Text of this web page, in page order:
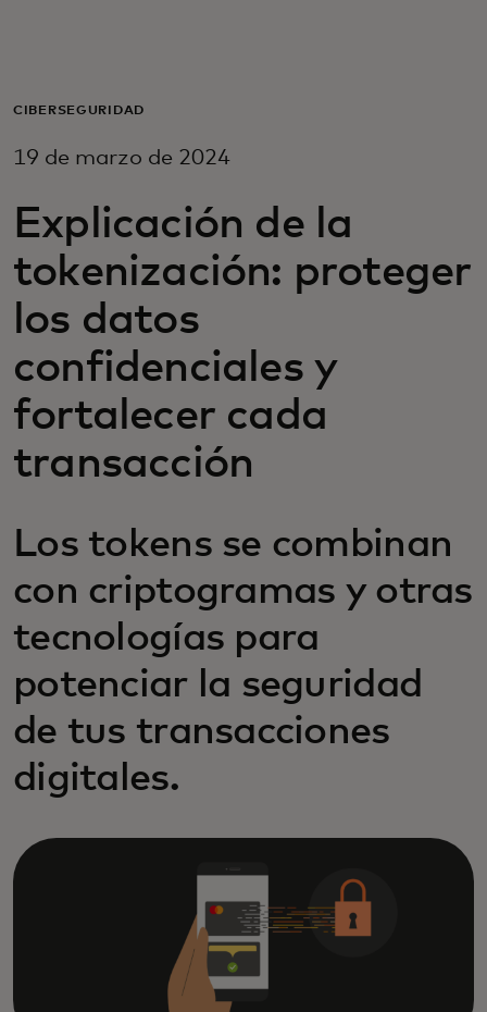
Para empresas
Para innovadores
Noticias y tendencias
CIBERSEGURIDAD
19 de marzo de 2024
Explicación de la
tokenización: proteger
los datos
confidenciales y
fortalecer cada
transacción
Los tokens se combinan
con criptogramas y otras
tecnologías para
potenciar la seguridad
de tus transacciones
digitales.